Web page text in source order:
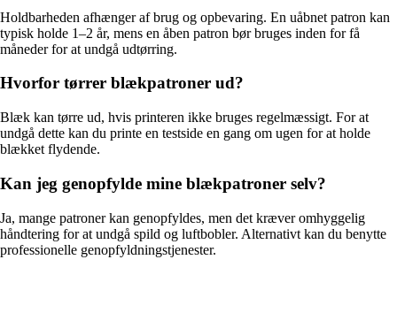
Holdbarheden afhænger af brug og opbevaring. En uåbnet patron kan
typisk holde 1–2 år, mens en åben patron bør bruges inden for få
måneder for at undgå udtørring.
Hvorfor tørrer blækpatroner ud?
Blæk kan tørre ud, hvis printeren ikke bruges regelmæssigt. For at
undgå dette kan du printe en testside en gang om ugen for at holde
blækket flydende.
Kan jeg genopfylde mine blækpatroner selv?
Ja, mange patroner kan genopfyldes, men det kræver omhyggelig
håndtering for at undgå spild og luftbobler. Alternativt kan du benytte
professionelle genopfyldningstjenester.